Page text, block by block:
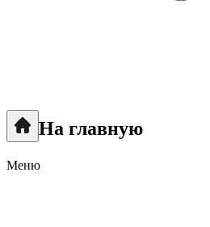
На главную
Меню